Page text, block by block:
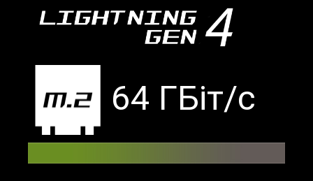
64 ГБіт/с